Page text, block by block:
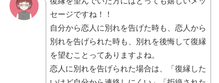
セージですね！！
自分から恋人に別れを告げた時も、恋人から
別れを告げられた時も、別れを後悔して復縁
を望むことってありますよね。
恋人に別れを告げられた場合は、「復縁した